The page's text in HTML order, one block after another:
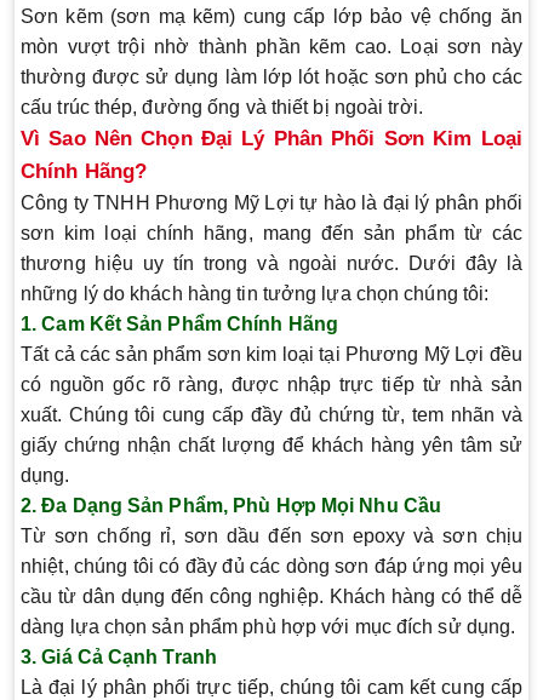
Sơn kẽm (sơn mạ kẽm) cung cấp lớp bảo vệ chống ăn
mòn vượt trội nhờ thành phần kẽm cao. Loại sơn này
thường được sử dụng làm lớp lót hoặc sơn phủ cho các
cấu trúc thép, đường ống và thiết bị ngoài trời.
Vì Sao Nên Chọn Đại Lý Phân Phối Sơn Kim Loại
Chính Hãng?
Công ty TNHH Phương Mỹ Lợi tự hào là đại lý phân phối
sơn kim loại chính hãng, mang đến sản phẩm từ các
thương hiệu uy tín trong và ngoài nước. Dưới đây là
những lý do khách hàng tin tưởng lựa chọn chúng tôi:
1. Cam Kết Sản Phẩm Chính Hãng
Tất cả các sản phẩm sơn kim loại tại Phương Mỹ Lợi đều
có nguồn gốc rõ ràng, được nhập trực tiếp từ nhà sản
xuất. Chúng tôi cung cấp đầy đủ chứng từ, tem nhãn và
giấy chứng nhận chất lượng để khách hàng yên tâm sử
dụng.
2. Đa Dạng Sản Phẩm, Phù Hợp Mọi Nhu Cầu
Từ sơn chống rỉ, sơn dầu đến sơn epoxy và sơn chịu
nhiệt, chúng tôi có đầy đủ các dòng sơn đáp ứng mọi yêu
cầu từ dân dụng đến công nghiệp. Khách hàng có thể dễ
dàng lựa chọn sản phẩm phù hợp với mục đích sử dụng.
3. Giá Cả Cạnh Tranh
Là đại lý phân phối trực tiếp, chúng tôi cam kết cung cấp